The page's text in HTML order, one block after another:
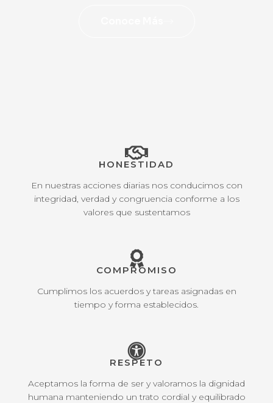
HONESTIDAD
En nuestras acciones diarias nos conducimos con
integridad, verdad y congruencia conforme a los
valores que sustentamos
COMPROMISO
Cumplimos los acuerdos y tareas asignadas en
tiempo y forma establecidos.
RESPETO
Aceptamos la forma de ser y valoramos la dignidad
humana manteniendo un trato cordial y equilibrado